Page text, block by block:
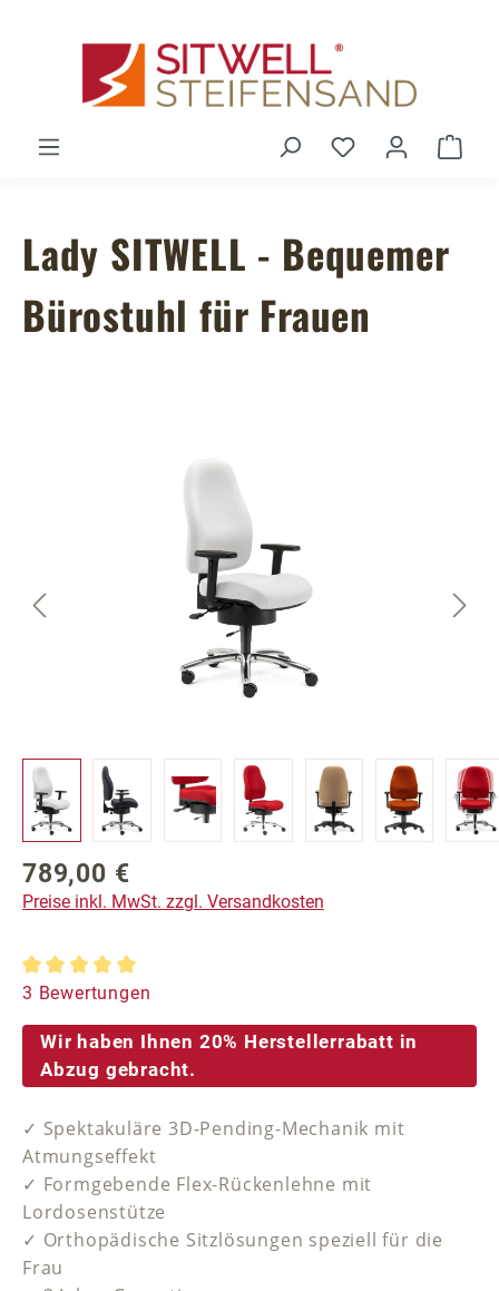
Du hast 0
Lady SITWELL - Bequemer
Bürostuhl für Frauen
Bildergalerie überspringen
Regulärer Preis:
789,00 €
Preise inkl. MwSt. zzgl. Versandkosten
Durchschnittliche Bewertung von 5 von 5 Sternen
3 Bewertungen
Wir haben Ihnen 20% Herstellerrabatt in
Abzug gebracht.
✓ Spektakuläre 3D-Pending-Mechanik mit
Atmungseffekt
✓ Formgebende Flex-Rückenlehne mit
Lordosenstütze
✓ Orthopädische Sitzlösungen speziell für die
Frau